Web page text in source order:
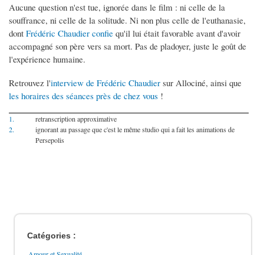
Aucune question n'est tue, ignorée dans le film : ni celle de la
souffrance, ni celle de la solitude. Ni non plus celle de l'euthanasie,
dont Frédéric Chaudier confie qu'il lui était favorable avant d'avoir
accompagné son père vers sa mort. Pas de pladoyer, juste le goût de
l'expérience humaine.
Retrouvez l'interview de Frédéric Chaudier sur Allociné, ainsi que
les horaires des séances près de chez vous !
1.
retranscription approximative
2.
ignorant au passage que c'est le même studio qui a fait les animations de
Persepolis
Catégories :